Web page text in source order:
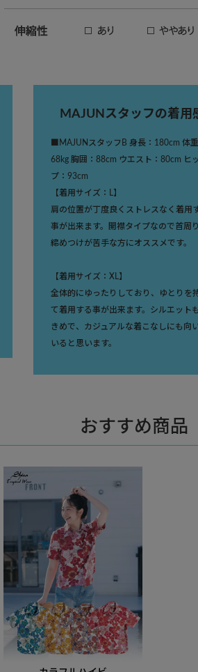
MAJUNスタッフの着用
■MAJUNスタッフB 身長：180cm 体重
68kg 胸囲：88cm ウエスト：80cm ヒッ
プ：93cm
【着用サイズ：L】
肩の位置が丁度良くストレスなく着用
事が出来ます。開襟タイプなので首周
締めつけが苦手な方にオススメです。
【着用サイズ：XL】
全体的にゆったりしており、ゆとりを
て着用する事が出来ます。シルエット
きめで、カジュアルな着こなしにも向
いると思います。
おすすめ商品